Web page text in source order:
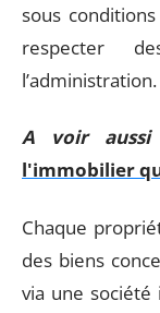
sous
respecter
l’administration.
A voir
l'immobilier
Chaque
des biens
via une société